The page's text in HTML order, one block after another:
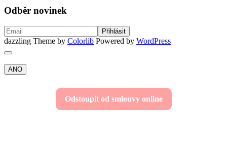
Odběr novinek
dazzling Theme by Colorlib Powered by WordPress
ANO
Odstoupit od smlouvy online